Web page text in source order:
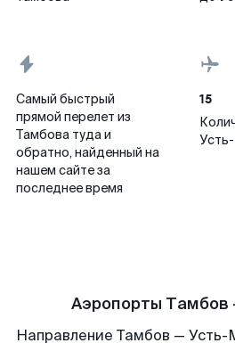
Самый быстрый
прямой перелет из
Тамбова туда и
обратно, найденный на
нашем сайте за
последнее время
15
Аэропорты Тамбов
Направление Тамбов —